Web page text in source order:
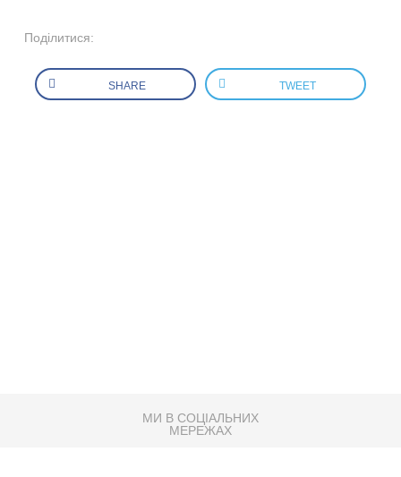
Поділитися:
SHARE TWEET
МИ В СОЦІАЛЬНИХ
МЕРЕЖАХ